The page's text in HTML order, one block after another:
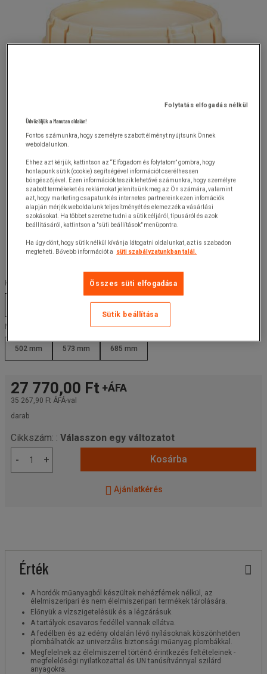
Kapacitás (L) :
75 L
Magasság (mm) :
502 mm 573 mm 685 mm
27 770,00 Ft +ÁFA
35 267,90 Ft ÁFÁ-val
darab
Cikkszám: : Válasszon egy változatot
-
+ Kosárba
Ajánlatkérés
Érték
A hordók műanyagból készültek nehézfémek nélkül, az
élelmiszeripari és nem élelmiszeripari termékek tárolására.
Előnyük a vízszigetelésük és a légzárásuk.
A tartályok csavaros fedéllel vannak ellátva.
A fedélben és az edény oldalán lévő nyílásoknak köszönhetően
plombálhatók az univerzális biztonsági műanyag plombákkal.
Megfelelnek az élelmiszerrel történő érintkezés feltételeinek -
megfelelőségi nyilatkozattal és UN tanúsítvánnyal szilárd
anyagokra.
Folytatás elfogadás nélkül
Üdvözöljük a Manutan oldalán!
Fontos számunkra, hogy személyre szabott élményt nyújtsunk Önnek
weboldalunkon.
Ehhez azt kérjük, kattintson az “Elfogadom és folytatom” gombra, hogy
honlapunk sütik (cookie) segítségével információt cserélhessen
böngészőjével. Ezen információk teszik lehetővé számunkra, hogy személyre
szabott termékeket és reklámokat jelenítsünk meg az Ön számára, valamint
azt, hogy marketing csapatunk és internetes partnereink ezen infomációk
alapján mérjék weboldalunk teljesítményét és elemezzék a vásárlási
szokásokat. Ha többet szeretne tudni a sütik céljáról, típusáról és azok
beállításáról, kattintson a "süti beállítások" menüpontra.
Ha úgy dönt, hogy sütik nélkül kívánja látogatni oldalunkat, azt is szabadon
megteheti. Bővebb információt a
süti szabályzatunkban talál.
Összes süti elfogadása
Sütik beállítása